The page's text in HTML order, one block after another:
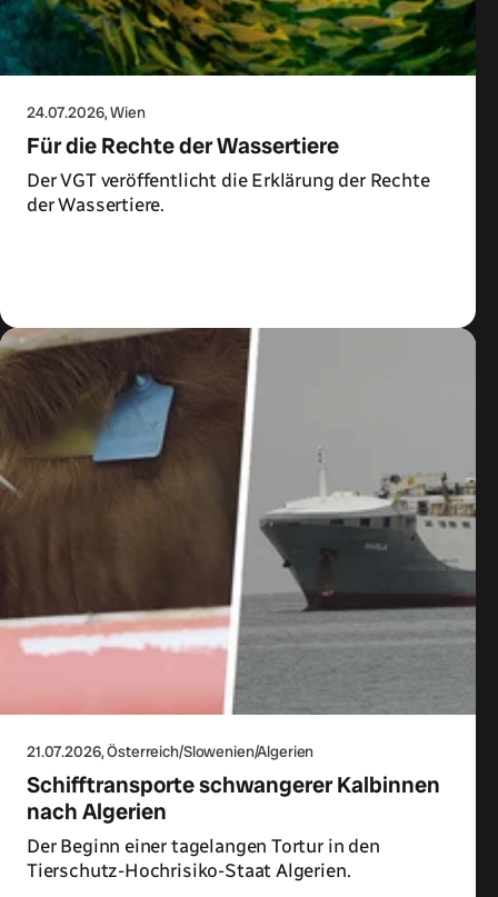
24.07.2026, Wien
Für die Rechte der Wassertiere
Der VGT veröffentlicht die Erklärung der Rechte
der Wassertiere.
21.07.2026, Österreich/Slowenien/Algerien
Schifftransporte schwangerer Kalbinnen
nach Algerien
Der Beginn einer tagelangen Tortur in den
Tierschutz-Hochrisiko-Staat Algerien.